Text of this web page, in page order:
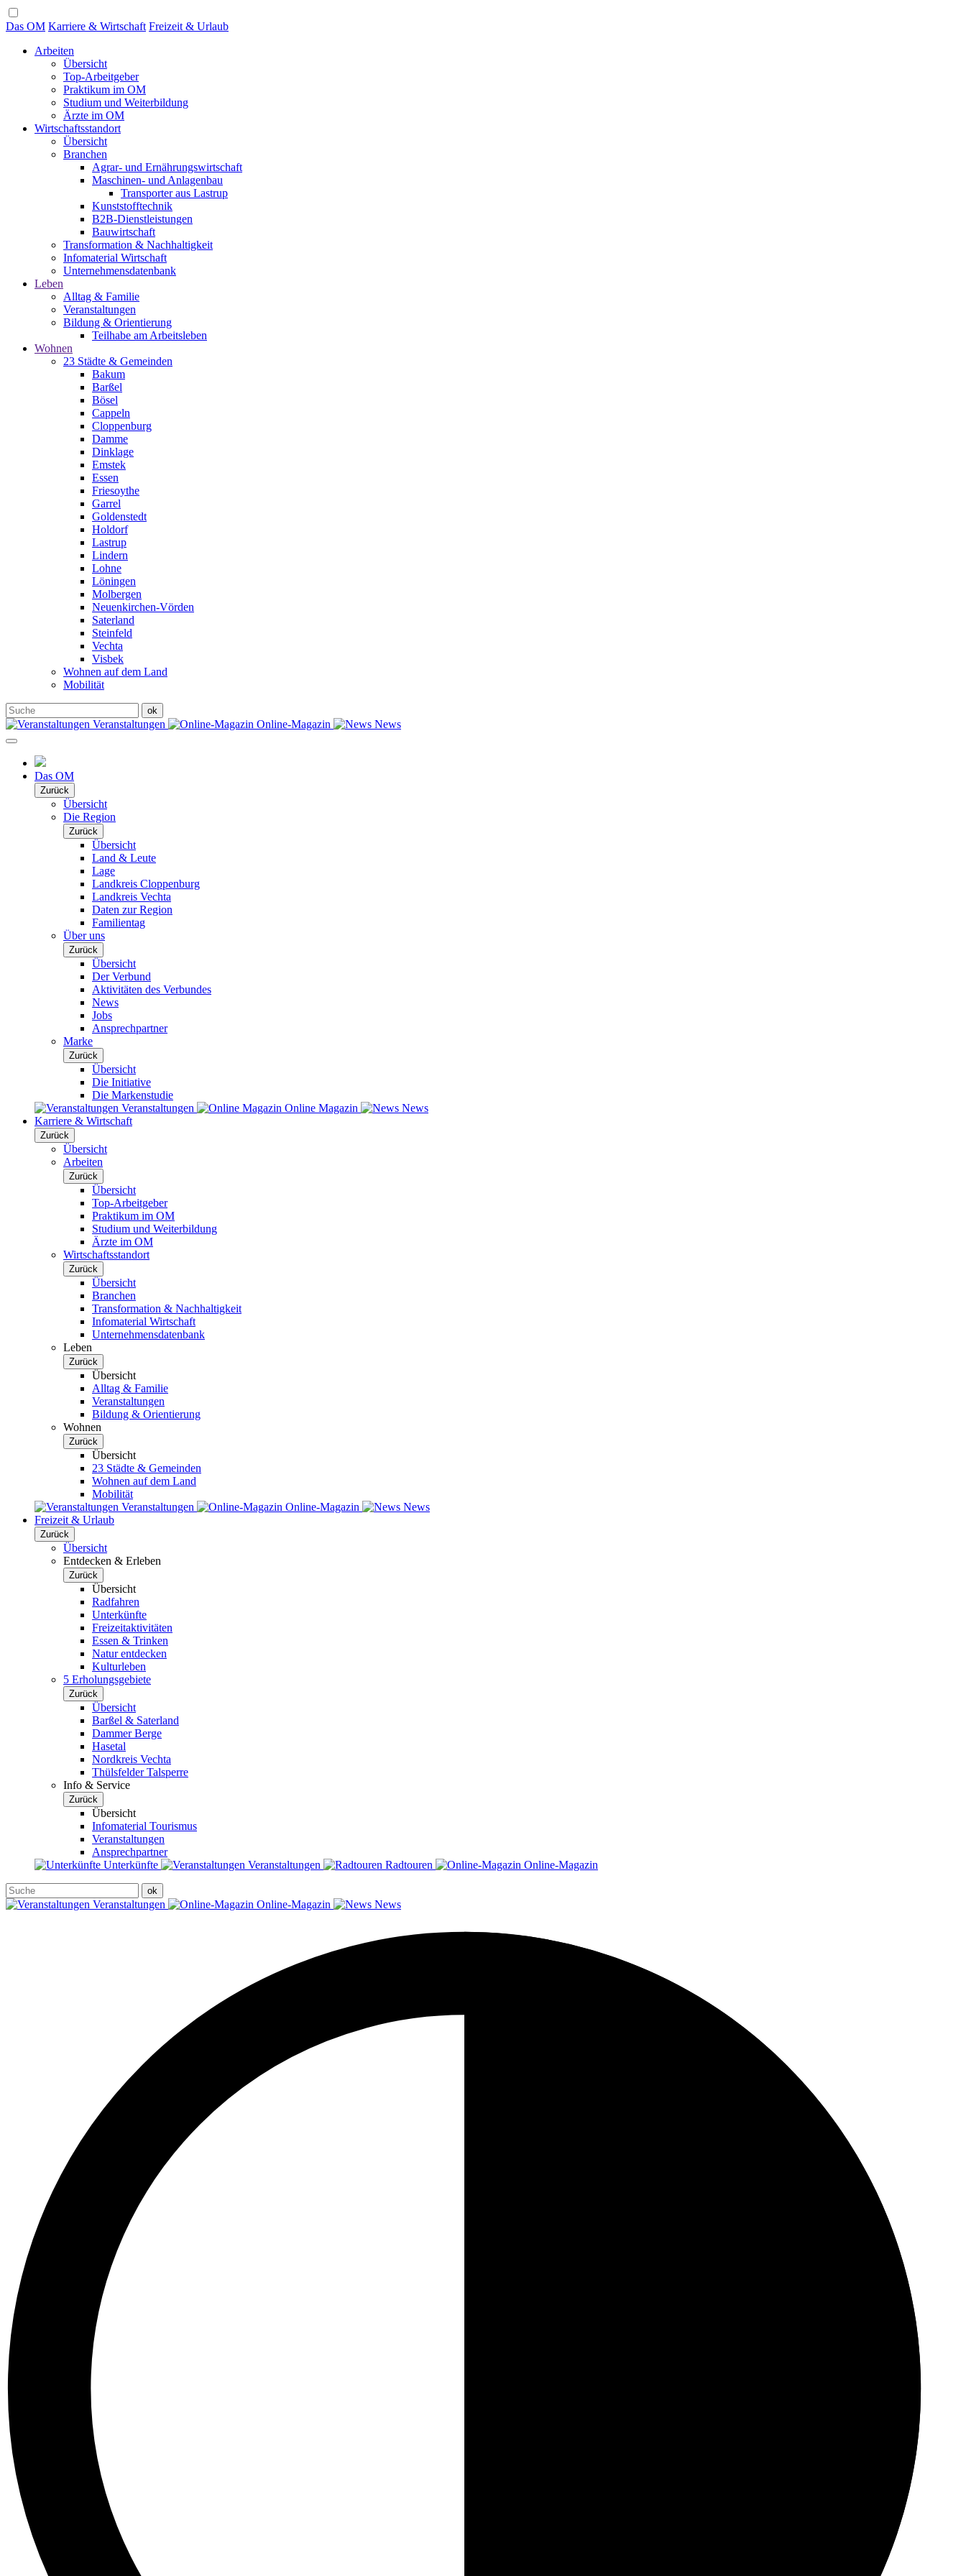
Das OM Karriere & Wirtschaft Freizeit & Urlaub
Arbeiten
Übersicht
Top-Arbeitgeber
Praktikum im OM
Studium und Weiterbildung
Ärzte im OM
Wirtschaftsstandort
Übersicht
Branchen
Agrar- und Ernährungswirtschaft
Maschinen- und Anlagenbau
Transporter aus Lastrup
Kunststofftechnik
B2B-Dienstleistungen
Bauwirtschaft
Transformation & Nachhaltigkeit
Infomaterial Wirtschaft
Unternehmensdatenbank
Leben
Alltag & Familie
Veranstaltungen
Bildung & Orientierung
Teilhabe am Arbeitsleben
Wohnen
23 Städte & Gemeinden
Bakum
Barßel
Bösel
Cappeln
Cloppenburg
Damme
Dinklage
Emstek
Essen
Friesoythe
Garrel
Goldenstedt
Holdorf
Lastrup
Lindern
Lohne
Löningen
Molbergen
Neuenkirchen-Vörden
Saterland
Steinfeld
Vechta
Visbek
Wohnen auf dem Land
Mobilität
Veranstaltungen Online-Magazin News
Das OM
Zurück
Übersicht
Die Region
Zurück
Übersicht
Land & Leute
Lage
Landkreis Cloppenburg
Landkreis Vechta
Daten zur Region
Familientag
Über uns
Zurück
Übersicht
Der Verbund
Aktivitäten des Verbundes
News
Jobs
Ansprechpartner
Marke
Zurück
Übersicht
Die Initiative
Die Markenstudie
Veranstaltungen
Online Magazin
News
Karriere & Wirtschaft
Zurück
Übersicht
Arbeiten
Zurück
Übersicht
Top-Arbeitgeber
Praktikum im OM
Studium und Weiterbildung
Ärzte im OM
Wirtschaftsstandort
Zurück
Übersicht
Branchen
Transformation & Nachhaltigkeit
Infomaterial Wirtschaft
Unternehmensdatenbank
Leben
Zurück
Übersicht
Alltag & Familie
Veranstaltungen
Bildung & Orientierung
Wohnen
Zurück
Übersicht
23 Städte & Gemeinden
Wohnen auf dem Land
Mobilität
Veranstaltungen
Online-Magazin
News
Freizeit & Urlaub
Zurück
Übersicht
Entdecken & Erleben
Zurück
Übersicht
Radfahren
Unterkünfte
Freizeitaktivitäten
Essen & Trinken
Natur entdecken
Kulturleben
5 Erholungsgebiete
Zurück
Übersicht
Barßel & Saterland
Dammer Berge
Hasetal
Nordkreis Vechta
Thülsfelder Talsperre
Info & Service
Zurück
Übersicht
Infomaterial Tourismus
Veranstaltungen
Ansprechpartner
Unterkünfte
Veranstaltungen Radtouren Online-Magazin
Veranstaltungen Online-Magazin News